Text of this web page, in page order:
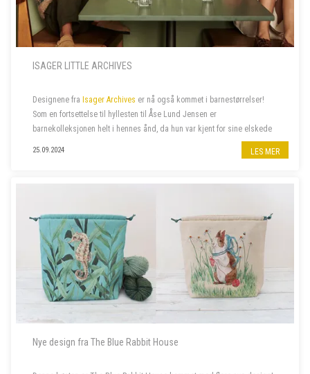
ISAGER LITTLE ARCHIVES
Designene fra Isager Archives er nå også kommet i barnestørrelser!
Som en fortsettelse til hyllesten til Åse Lund Jensen er
barnekolleksjonen helt i hennes ånd, da hun var kjent for sine elskede
25.09.2024 LES MER
Nye design fra The Blue Rabbit House